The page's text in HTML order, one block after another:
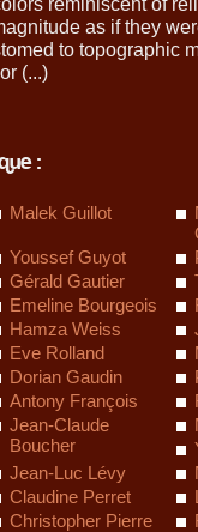
as if they
to topographic
(...)
:
Malek Guillot
Youssef Guyot
Gérald Gautier
Emeline Bourgeois
Hamza Weiss
Eve Rolland
Dorian Gaudin
Antony François
Jean-Claude
Boucher
Jean-Luc Lévy
Claudine Perret
Christopher Pierre